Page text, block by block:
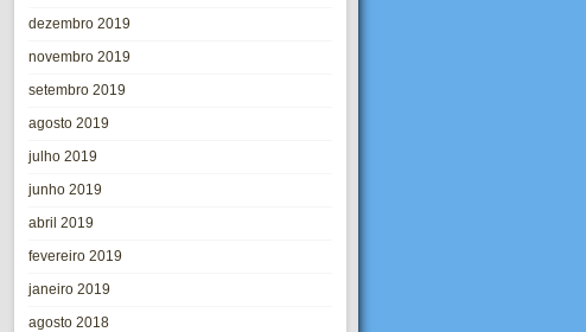
dezembro 2019
novembro 2019
setembro 2019
agosto 2019
julho 2019
junho 2019
abril 2019
fevereiro 2019
janeiro 2019
agosto 2018